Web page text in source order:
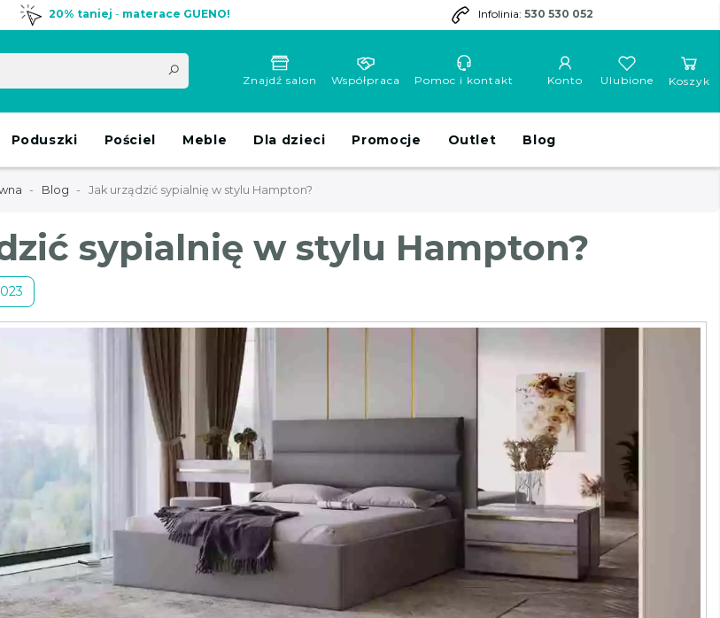
20% taniej - materace GUENO! Infolinia: 530 530 052
Znajdź salon Współpraca Pomoc i kontakt Konto Koszyk
Ulubione
Poduszki Pościel Meble Dla dzieci Promocje Outlet Blog
Blog Jak urządzić sypialnię w stylu Hampton?
sypialnię w stylu Hampton?